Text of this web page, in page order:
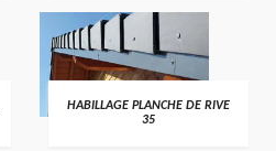
HABILLAGE PLANCHE DE RIVE
35